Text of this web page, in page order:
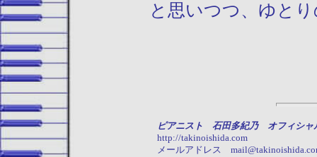
と思いつつ、ゆと
ピアニスト 石田多紀乃 オフィシャ
http://takinoishida.com
メールアドレス